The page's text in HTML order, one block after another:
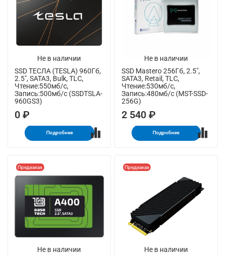
Не в наличии
SSD ТЕСЛА (TESLA) 960Гб,
2.5", SATA3, Bulk, TLC,
Чтение:550мб/с,
Запись:500мб/с (SSDTSLA-
960GS3)
0 ₽
Подробнее
Не в наличии
SSD Mastero 256Гб, 2.5",
SATA3, Retail, TLC,
Чтение:530мб/с,
Запись:480мб/с (MST-SSD-
256G)
2 540 ₽
Подробнее
Не в наличии
Предзаказ
Не в наличии
Предзаказ